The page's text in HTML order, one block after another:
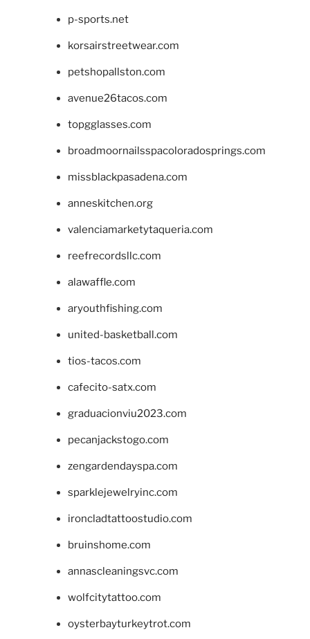
p-sports.net
korsairstreetwear.com
petshopallston.com
avenue26tacos.com
topgglasses.com
broadmoornailsspacoloradosprings.com
missblackpasadena.com
anneskitchen.org
valenciamarketytaqueria.com
reefrecordsllc.com
alawaffle.com
aryouthfishing.com
united-basketball.com
tios-tacos.com
cafecito-satx.com
graduacionviu2023.com
pecanjackstogo.com
zengardendayspa.com
sparklejewelryinc.com
ironcladtattoostudio.com
bruinshome.com
annascleaningsvc.com
wolfcitytattoo.com
oysterbayturkeytrot.com